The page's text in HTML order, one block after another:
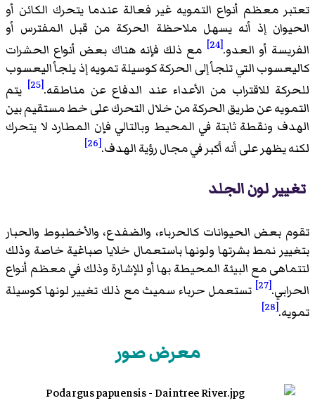
تعتبر معظم أنواع التمويه غير فعالة عندما يتحرك الكائن أو
الحيوان إذ أنه يسهل ملاحظة الحركة من قبل المفترس أو
الفريسة أو العدو.[24]
مع ذلك فإنه هناك بعض أنواع الحشرات
كاليعسوب التي تلجأ إلى الحركة كوسيلة تمويه إذ يلجأ اليعسوب
للحركة للاقتراب من الأعداء عند الدفاع عن مناطقه.[25]
يتم
التمويه عن طريق الحركة من خلال التحرك على خط مستقيم بين
الهدف ونقطة ثابتة في المحيط وبالتالي فإن المطارد لا يتحرك
لكنه يظهر على أنه أكبر في مجال رؤية الهدف.[26]
تغيير لون الجلد
تقوم بعض الحيوانات كالحرباء، والضفدع، والأخطبوط والحبار
بتغيير نمط بشرتها ولونها باستعمال خلايا صباغية خاصة وذلك
لتتماهى مع البيئة المحيطة بها أو للإشارة وذلك في معظم أنواع
الحرابي.[27]
تستعمل حرباء سميث مع ذلك تغيير لونها كوسيلة
تمويه.[28]
معرض صور